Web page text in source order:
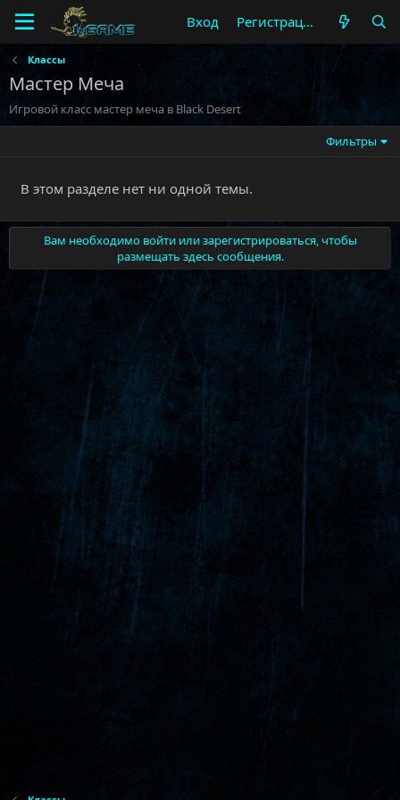
Вход Регистрация
Классы
Мастер Меча
Игровой класс мастер меча в Black Desert
Фильтры
В этом разделе нет ни одной темы.
Вам необходимо войти или зарегистрироваться, чтобы
размещать здесь сообщения.